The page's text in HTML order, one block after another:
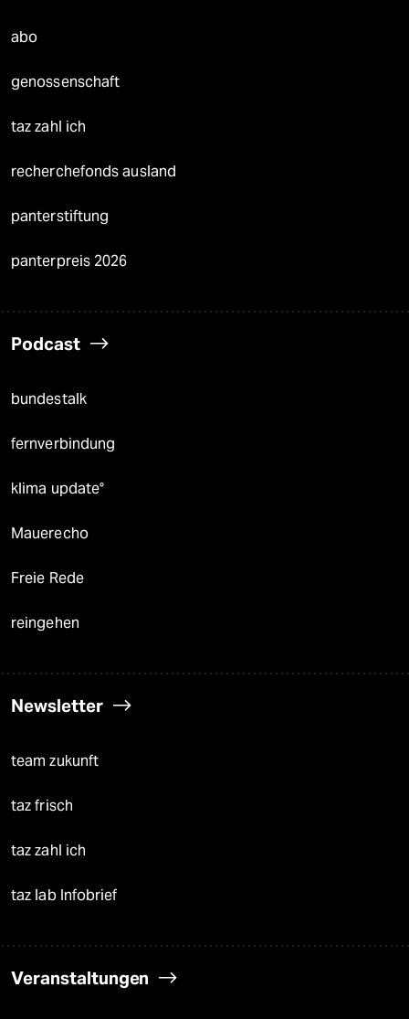
abo
genossenschaft
taz zahl ich
recherchefonds ausland
panterstiftung
panterpreis 2026
Podcast
bundestalk
fernverbindung
klima update°
Mauerecho
Freie Rede
reingehen
Newsletter
team zukunft
taz frisch
taz zahl ich
taz lab Infobrief
Veranstaltungen